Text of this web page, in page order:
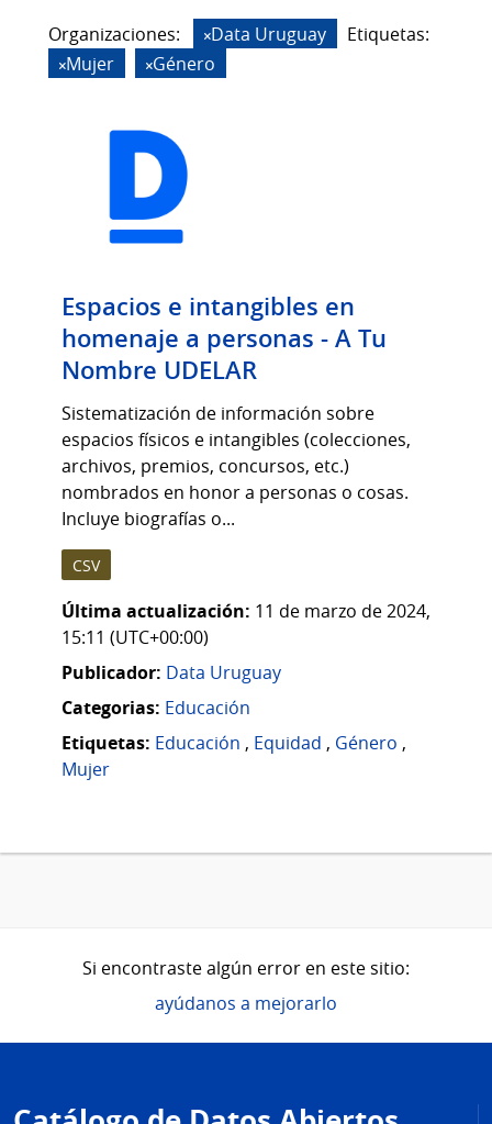
Organizaciones: Data Uruguay
Etiquetas:
Mujer
Género
Espacios e intangibles en
homenaje a personas - A Tu
Nombre UDELAR
Sistematización de información sobre
espacios físicos e intangibles (colecciones,
archivos, premios, concursos, etc.)
nombrados en honor a personas o cosas.
Incluye biografías o...
CSV
Última actualización: 11 de marzo de 2024,
15:11 (UTC+00:00)
Publicador: Data Uruguay
Categorias: Educación
Etiquetas: Educación , Equidad , Género ,
Mujer
Si encontraste algún error en este sitio:
ayúdanos a mejorarlo
de